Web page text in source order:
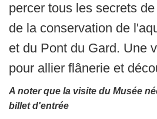
percer tous les secrets
de la conservation de
et du Pont du Gard. Une
pour allier flânerie et
A noter que la visite du Musée
billet d'entrée